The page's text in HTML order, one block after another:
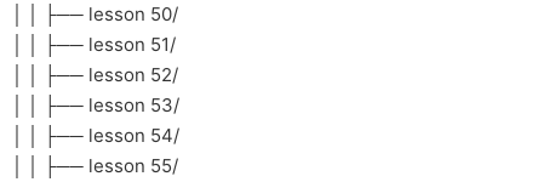
│ │ ├── lesson 50/
│ │ ├── lesson 51/
│ │ ├── lesson 52/
│ │ ├── lesson 53/
│ │ ├── lesson 54/
│ │ ├── lesson 55/